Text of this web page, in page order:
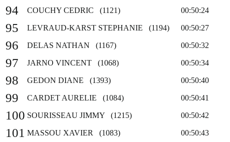
94 COUCHY CEDRIC (1121) 00:50:24
95 LEVRAUD-KARST STEPHANIE (1194) 00:50:27
96 DELAS NATHAN (1167) 00:50:32
97 JARNO VINCENT (1068) 00:50:34
98 GEDON DIANE (1393) 00:50:40
99 CARDET AURELIE (1084) 00:50:41
100 SOURISSEAU JIMMY (1215) 00:50:42
101 MASSOU XAVIER (1083) 00:50:43